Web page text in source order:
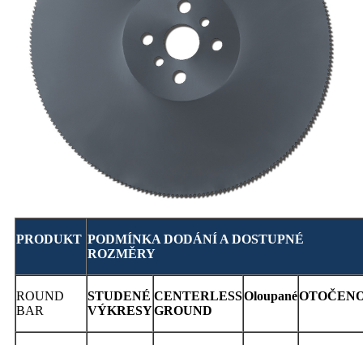
PRODUKT PODMÍNKA DODÁNÍ A DOSTUPNÉ
ROZMĚRY
ROUND
BAR
STUDENÉ
VÝKRESY
CENTERLESS
GROUND
Oloupané